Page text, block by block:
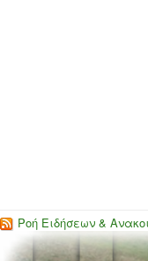
Ροή Ειδήσεων &